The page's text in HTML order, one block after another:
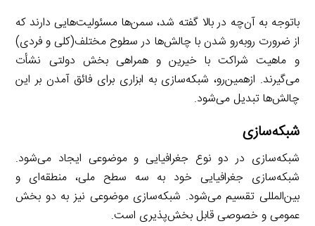
باتوجه به آن‌چه در بالا گفته شد، سمن‌ها مسئولیت‌هایی دارند که
از ضرورت روبه‌رو‌ شدن با چالش‌ها در سطوح مختلف(کلی و فردی)
و ماهیت شراکت با خیرین و همراهی بخش دولتی نشأت
می‌گیرند. ازهمین‌رو، شبکه‌سازی به ابزاری برای فائق آمدن بر این
چالش‌ها تبدیل می‌شود.
شبکه‌سازی
شبکه‌سازی در دو نوع جغرافیایی و موضوعی ایجاد می‌شود.
شبکه‌سازی جغرافیایی خود به سه سطح ملی، منطقه‌ای و
بین‌المللی تقسیم می‌شود. شبکه‌سازی موضوعی نیز به دو بخش
عمومی و خصوصی قابل بخش‌پذیری است.